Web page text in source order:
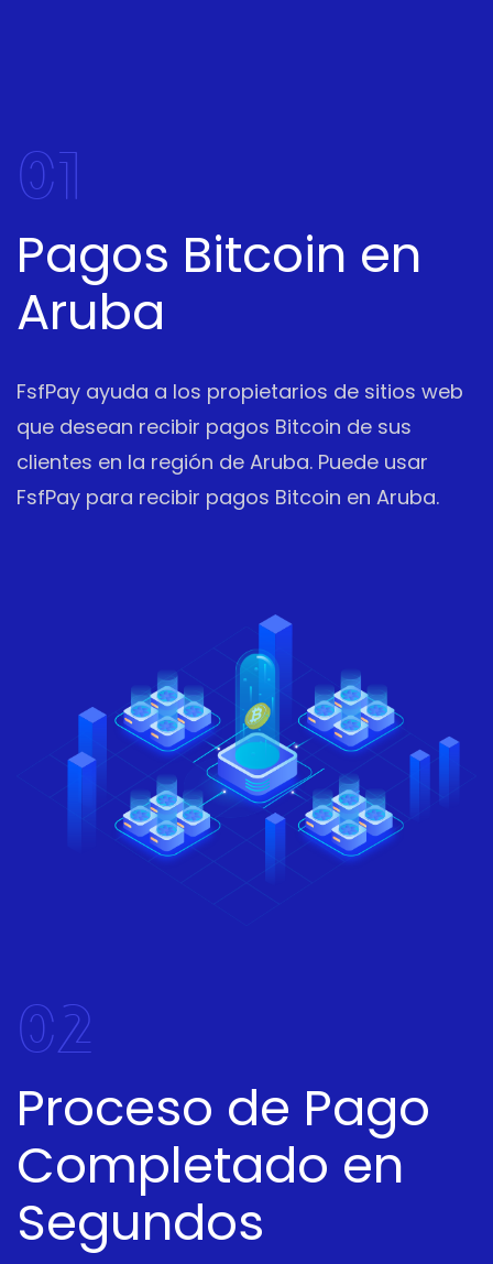
01
Pagos Bitcoin en
Aruba
FsfPay ayuda a los propietarios de sitios web
que desean recibir pagos Bitcoin de sus
clientes en la región de Aruba. Puede usar
FsfPay para recibir pagos Bitcoin en Aruba.
02
Proceso de Pago
Completado en
Segundos